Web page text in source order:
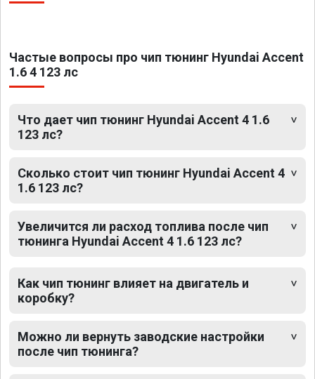
Частые вопросы про чип тюнинг Hyundai Accent
1.6 4 123 лс
Что дает чип тюнинг Hyundai Accent 4 1.6
123 лс?
Сколько стоит чип тюнинг Hyundai Accent 4
1.6 123 лс?
Увеличится ли расход топлива после чип
тюнинга Hyundai Accent 4 1.6 123 лс?
Как чип тюнинг влияет на двигатель и
коробку?
Можно ли вернуть заводские настройки
после чип тюнинга?